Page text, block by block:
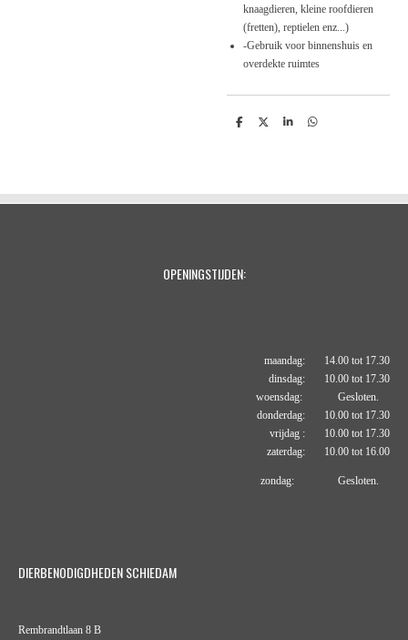
knaagdieren, kleine roofdieren
(fretten), reptielen enz...)
-Gebruik voor binnenshuis en
overdekte ruimtes
D
D
S
D
OPENINGSTIJDEN:
maandag: 14.00 tot 17.30
dinsdag: 10.00 tot 17.30
woensdag: Gesloten.
donderdag: 10.00 tot 17.30
vrijdag : 10.00 tot 17.30
zaterdag: 10.00 tot 16.00
zondag: Gesloten.
DIERBENODIGDHEDEN SCHIEDAM
Rembrandtlaan 8 B